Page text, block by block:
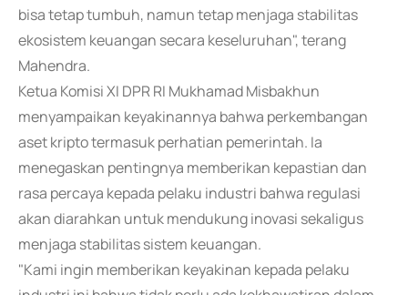
bisa tetap tumbuh, namun tetap menjaga stabilitas
ekosistem keuangan secara keseluruhan", terang
Mahendra.
Ketua Komisi XI DPR RI Mukhamad Misbakhun
menyampaikan keyakinannya bahwa perkembangan
aset kripto termasuk perhatian pemerintah. Ia
menegaskan pentingnya memberikan kepastian dan
rasa percaya kepada pelaku industri bahwa regulasi
akan diarahkan untuk mendukung inovasi sekaligus
menjaga stabilitas sistem keuangan.
"Kami ingin memberikan keyakinan kepada pelaku